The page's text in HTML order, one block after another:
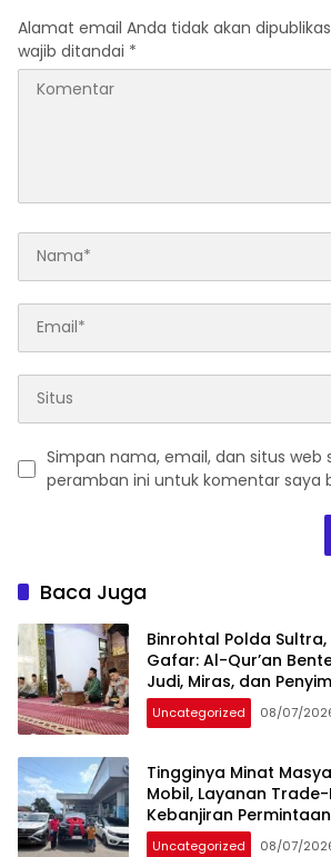
Alamat email Anda tidak akan
wajib ditandai *
Simpan nama, email, dan situs web
peramban ini untuk komentar saya
Baca Juga
Binrohtal Polda
Gafar: Al-Qur’an
Judi, Miras, dan
Uncategorized 08/07/
Tingginya Minat
Mobil, Layanan
Kebanjiran Permintaan
Uncategorized 08/07/